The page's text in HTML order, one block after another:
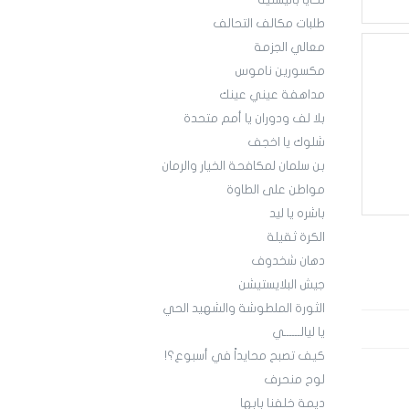
طلبات مكالف التحالف
معالي الجزمة
مكسورين ناموس
مداهفة عيني عينك
بلا لف ودوران يا أمم متحدة
شلوك يا اخجف
بن سلمان لمكافحة الخيار والرمان
مواطن على الطاوة
باشره يا ليد
الكرة ثقيلة
دهان شخدوف
جيش البلايستيشن
الثورة الملطوشة والشهيد الحي
يا ليالــــــي
كيف تصبح محايداً في أسبوع؟!
لوح منحرف
ديمة خلفنا بابها